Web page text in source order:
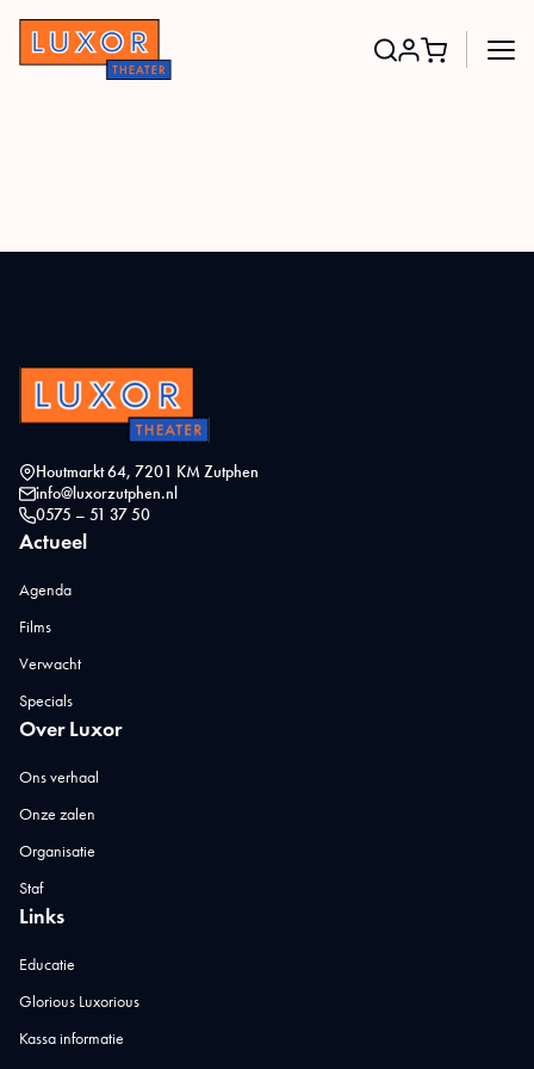
Houtmarkt 64, 7201 KM Zutphen
info@luxorzutphen.nl
0575 – 51 37 50
Actueel
Agenda
Films
Verwacht
Specials
Over Luxor
Ons verhaal
Onze zalen
Organisatie
Staf
Links
Educatie
Glorious Luxorious
Kassa informatie